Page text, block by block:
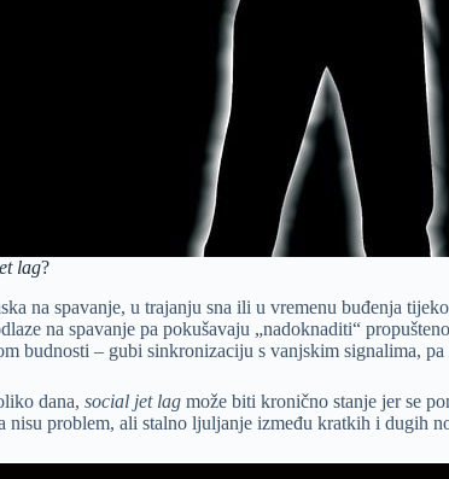
lag?
na spavanje, u trajanju sna ili u vremenu buđenja
na spavanje pa pokušavaju „nadoknaditi“
budnosti – gubi sinkronizaciju s vanjskim signalima, pa
dana, social jet lag može biti kronično stanje jer se
nisu problem, ali stalno ljuljanje između kratkih i dugih